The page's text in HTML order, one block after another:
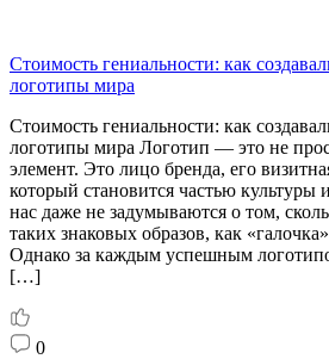
Стоимость гениальности: как
логотипы мира
Стоимость гениальности: как
логотипы мира Логотип — это не
элемент. Это лицо бренда, его
который становится частью
нас даже не задумываются о том,
таких знаковых образов, как
Однако за каждым успешным
[…]
0